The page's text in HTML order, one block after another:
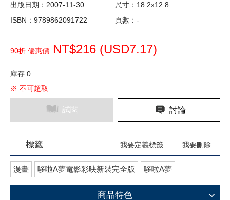
出版日期：2007-11-30
尺寸：18.2x12.8
ISBN：9789862091722
頁數：-
90折 優惠價 NT$216 (USD7.17)
庫存:0
※ 不可超取
試閱 討論
標籤 我要定義標籤 我要刪除
漫畫 哆啦A夢電影彩映新裝完全版 哆啦A夢
商品特色